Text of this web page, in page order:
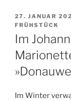
AM
27. JANUAR
FRÜHSTÜCK
Im
Im Winter